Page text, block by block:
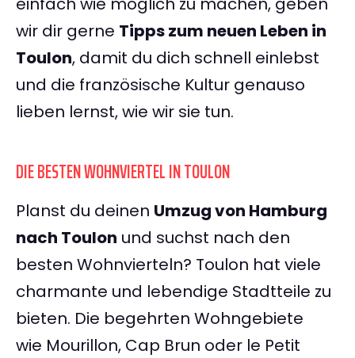
wir dir gerne Tipps zum neuen Leben in
Toulon, damit du dich schnell einlebst
und die französische Kultur genauso
lieben lernst, wie wir sie tun.
DIE BESTEN WOHNVIERTEL IN TOULON
Planst du deinen Umzug von Hamburg
nach Toulon und suchst nach den
besten Wohnvierteln? Toulon hat viele
charmante und lebendige Stadtteile zu
bieten. Die begehrten Wohngebiete
wie Mourillon, Cap Brun oder le Petit